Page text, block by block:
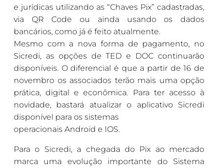
e jurídicas utilizando as “Chaves Pix” cadastradas,
via QR Code ou ainda usando os dados
bancários, como já é feito atualmente.
Mesmo com a nova forma de pagamento, no
Sicredi, as opções de TED e DOC continuarão
disponíveis. O diferencial é que a partir de 16 de
novembro os associados terão mais uma opção
prática, digital e econômica. Para ter acesso à
novidade, bastará atualizar o aplicativo Sicredi
disponível para os sistemas
operacionais Android e IOS.
Para o Sicredi, a chegada do Pix ao mercado
marca uma evolução importante do Sistema